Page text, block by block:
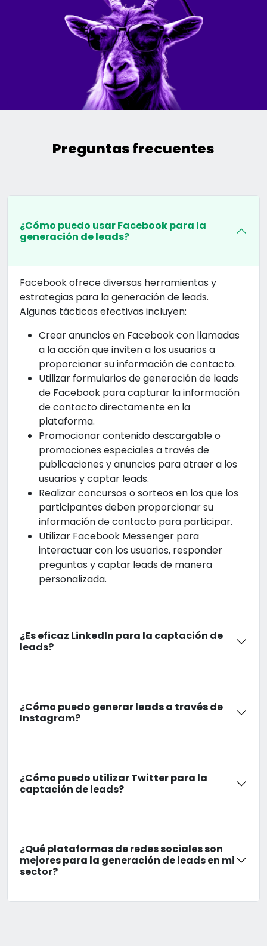
Preguntas frecuentes
¿Cómo puedo usar Facebook para la
generación de leads?
Facebook ofrece diversas herramientas y
estrategias para la generación de leads.
Algunas tácticas efectivas incluyen:
Crear anuncios en Facebook con llamadas
a la acción que inviten a los usuarios a
proporcionar su información de contacto.
Utilizar formularios de generación de leads
de Facebook para capturar la información
de contacto directamente en la
plataforma.
Promocionar contenido descargable o
promociones especiales a través de
publicaciones y anuncios para atraer a los
usuarios y captar leads.
Realizar concursos o sorteos en los que los
participantes deben proporcionar su
información de contacto para participar.
Utilizar Facebook Messenger para
interactuar con los usuarios, responder
preguntas y captar leads de manera
personalizada.
¿Es eficaz LinkedIn para la captación de
leads?
¿Cómo puedo generar leads a través de
Instagram?
¿Cómo puedo utilizar Twitter para la
captación de leads?
¿Qué plataformas de redes sociales son
mejores para la generación de leads en mi
sector?